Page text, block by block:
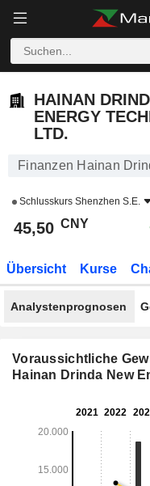
HAINAN
ENERGY
LTD.
Finanzen Hainan
Schlusskurs Shenzhen S.E.
45,50 CNY
Übersicht Kurse
Analystenprognosen
Voraussichtliche
Hainan Drinda New